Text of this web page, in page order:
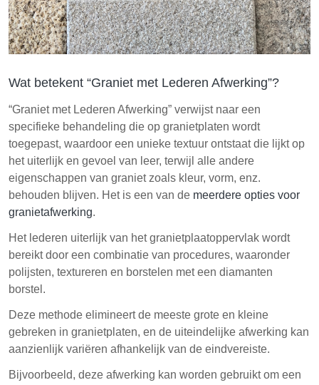
Wat betekent “Graniet met Lederen Afwerking”?
“Graniet met Lederen Afwerking” verwijst naar een
specifieke behandeling die op granietplaten wordt
toegepast, waardoor een unieke textuur ontstaat die lijkt op
het uiterlijk en gevoel van leer, terwijl alle andere
eigenschappen van graniet zoals kleur, vorm, enz.
behouden blijven. Het is een van de meerdere opties voor
granietafwerking.
Het lederen uiterlijk van het granietplaatoppervlak wordt
bereikt door een combinatie van procedures, waaronder
polijsten, textureren en borstelen met een diamanten
borstel.
Deze methode elimineert de meeste grote en kleine
gebreken in granietplaten, en de uiteindelijke afwerking kan
aanzienlijk variëren afhankelijk van de eindvereiste.
Bijvoorbeeld, deze afwerking kan worden gebruikt om een